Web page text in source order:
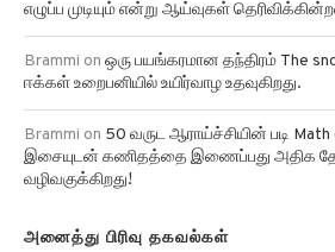
Brammionஒரு பயங்கரமான தந்திரம் The
ஈக்கள் உறைபனியில் உயிர்வாழ உதவுகிறது.
Brammion50 வருட ஆராய்ச்சியின் படி
இசையுடன் கணிதத்தை இணைப்பது அதிக
வழிவகுக்கிறது!